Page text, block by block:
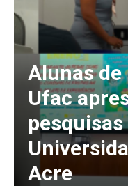
Alunas
Ufac
Acre